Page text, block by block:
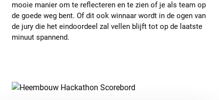
mooie manier om te reflecteren en te zien of je als team op
de goede weg bent. Of dit ook winnaar wordt in de ogen van
de jury die het eindoordeel zal vellen blijft tot op de laatste
minuut spannend.